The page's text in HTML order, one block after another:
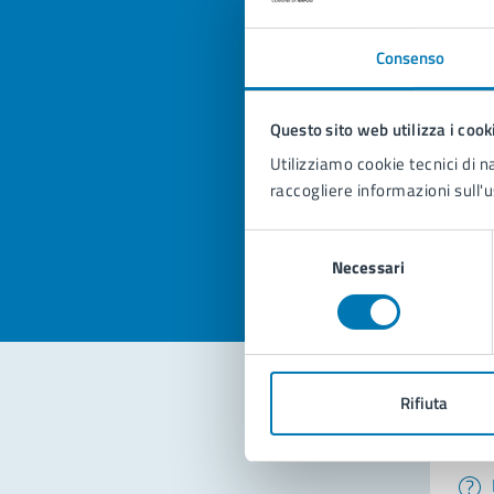
Consenso
Questo sito web utilizza i
Utilizziamo cookie tecnici di
raccogliere informazioni
Necessari
Rifiuta
Valuta